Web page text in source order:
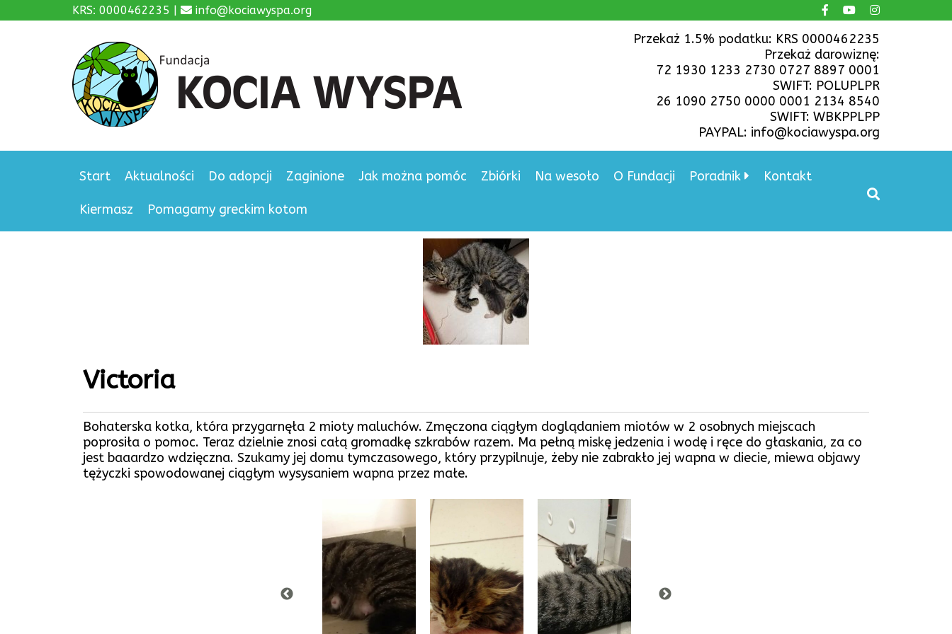
KRS: 0000462235 | info@kociawyspa.org
Przekaż 1.5% podatku: KRS 0000462235
Przekaż darowiznę:
72 1930 1233 2730 0727 8897 0001
SWIFT: POLUPLPR
26 1090 2750 0000 0001 2134 8540
SWIFT: WBKPPLPP
PAYPAL: info@kociawyspa.org
Start Aktualności Do adopcji Zaginione Jak można pomóc Zbiórki Na wesoło O Fundacji Poradnik Kontakt
Kiermasz Pomagamy greckim kotom
Victoria
Bohaterska kotka, która przygarnęła 2 mioty maluchów. Zmęczona ciągłym doglądaniem miotów w 2 osobnych miejscach
poprosiła o pomoc. Teraz dzielnie znosi całą gromadkę szkrabów razem. Ma pełną miskę jedzenia i wodę i ręce do głaskania, za co
jest baaardzo wdzięczna. Szukamy jej domu tymczasowego, który przypilnuje, żeby nie zabrakło jej wapna w diecie, miewa objawy
tężyczki spowodowanej ciągłym wysysaniem wapna przez małe.